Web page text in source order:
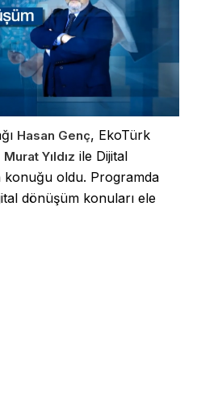
Hasan Genç, EkoTürk
Murat Yıldız ile Dijital
konuğu oldu. Programda
dönüşüm konuları ele